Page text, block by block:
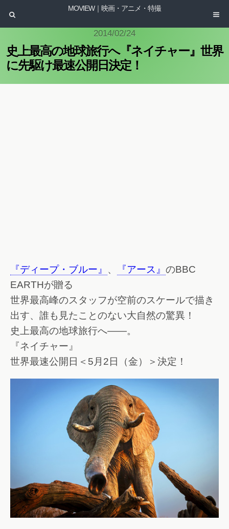
MOVIEW｜映画・アニメ・特撮
2014/02/24
史上最高の地球旅行へ『ネイチャー』世界
に先駆け最速公開日決定！
『ディープ・ブルー』 、 『アース』 のBBC
EARTHが贈る
世界最高峰のスタッフが空前のスケールで描き
出す、誰も見たことのない大自然の驚異！
史上最高の地球旅行へ――。
『ネイチャー』
世界最速公開日＜5月2日（金）＞決定！